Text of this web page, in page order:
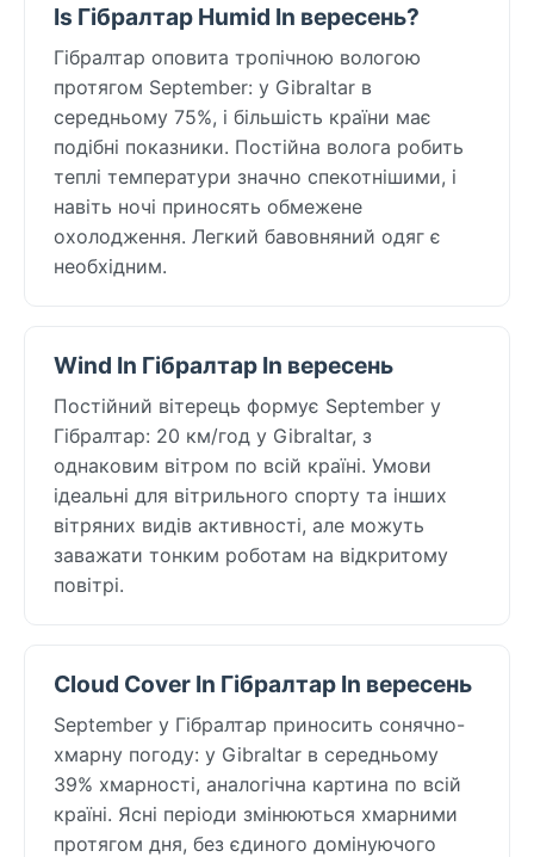
Is Гібралтар Humid In вересень?
Гібралтар оповита тропічною вологою
протягом September: у Gibraltar в
середньому 75%, і більшість країни має
подібні показники. Постійна волога робить
теплі температури значно спекотнішими, і
навіть ночі приносять обмежене
охолодження. Легкий бавовняний одяг є
необхідним.
Wind In Гібралтар In вересень
Постійний вітерець формує September у
Гібралтар: 20 км/год у Gibraltar, з
однаковим вітром по всій країні. Умови
ідеальні для вітрильного спорту та інших
вітряних видів активності, але можуть
заважати тонким роботам на відкритому
повітрі.
Cloud Cover In Гібралтар In вересень
September у Гібралтар приносить сонячно-
хмарну погоду: у Gibraltar в середньому
39% хмарності, аналогічна картина по всій
країні. Ясні періоди змінюються хмарними
протягом дня, без єдиного домінуючого